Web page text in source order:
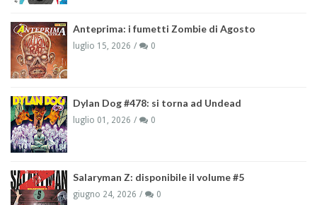
Anteprima: i fumetti Zombie di Agosto
luglio 15, 2026 0
Dylan Dog #478: si torna ad Undead
luglio 01, 2026 0
Salaryman Z: disponibile il volume #5
giugno 24, 2026 0